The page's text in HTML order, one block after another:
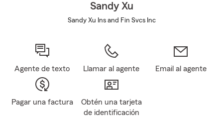
Sandy Xu
Sandy Xu Ins and Fin Svcs Inc
Agente de texto Llamar al agente Email al agente
Pagar una factura
Obtén una tarjeta
de identificación